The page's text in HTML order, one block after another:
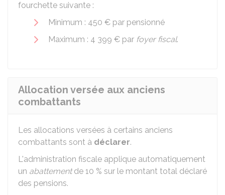
fourchette suivante :
Minimum : 450 € par pensionné
Maximum : 4 399 € par foyer fiscal.
Allocation versée aux anciens
combattants
Les allocations versées à certains anciens
combattants sont à déclarer.
L'administration fiscale applique automatiquement
un abattementde 10 % sur le montant total déclaré
des pensions.